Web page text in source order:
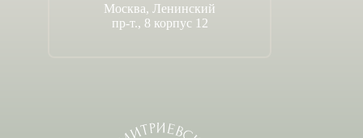
Москва, Ленинский
пр-т., 8 корпус 12